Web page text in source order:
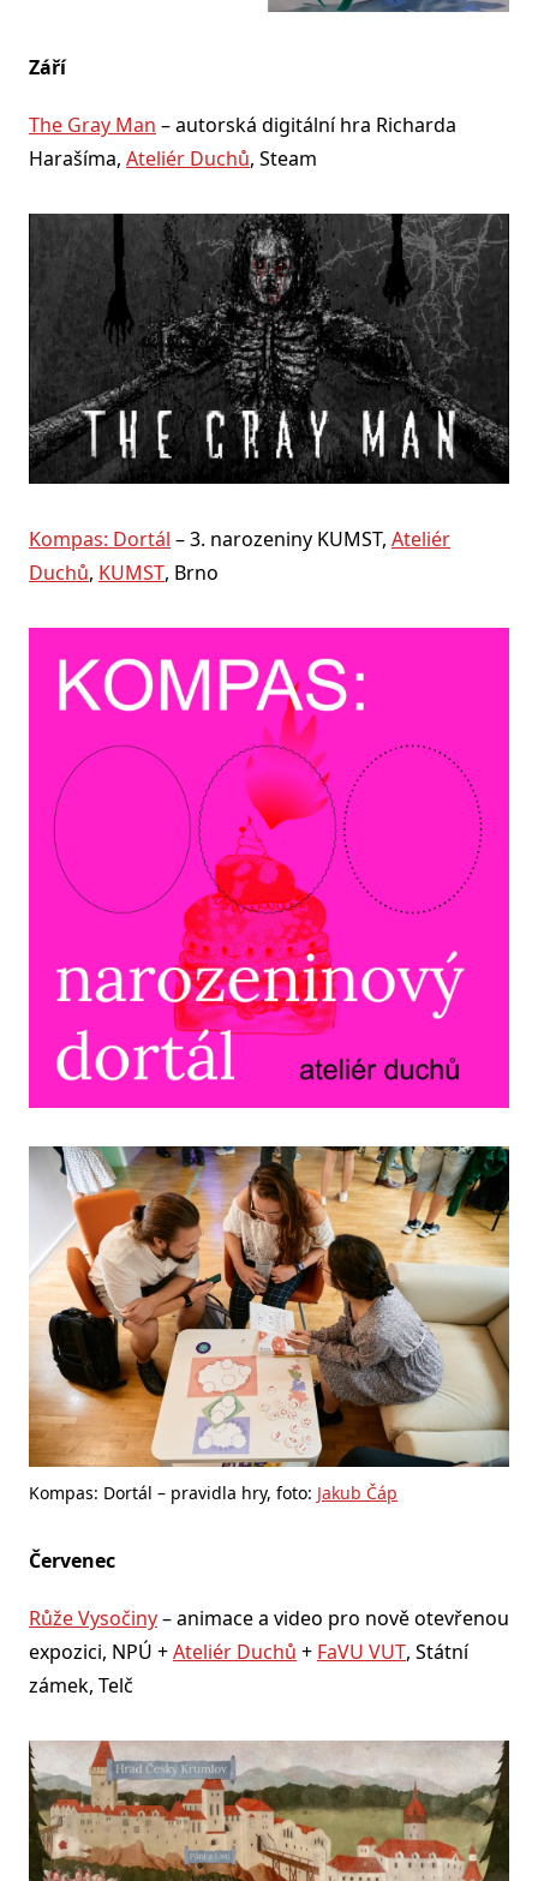
Září
The Gray Man – autorská digitální hra Richarda
Harašíma, Ateliér Duchů, Steam
Kompas: Dortál – 3. narozeniny KUMST, Ateliér
Duchů, KUMST, Brno
Kompas: Dortál – pravidla hry, foto: Jakub Čáp
Červenec
Růže Vysočiny– animace a video pro nově otevřenou
expozici, NPÚ +Ateliér Duchů + FaVU VUT, Státní
zámek, Telč